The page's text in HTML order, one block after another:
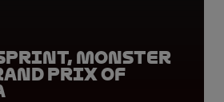
Sprint, Monster
Prix of